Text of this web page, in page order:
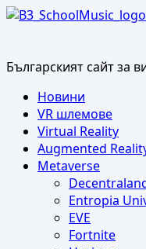
Skip
Българският сайт за
Primary
Menu
Новини
VR шлемове
Virtual Reality
Augmented
Metaverse
Entropia
EVE
Fortnite